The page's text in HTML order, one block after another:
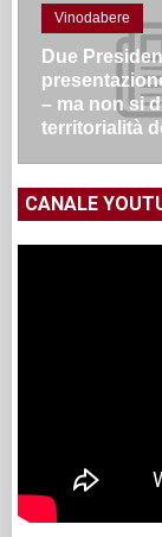
Vinodabere
Due
– ma non si
territorialità
CANALE